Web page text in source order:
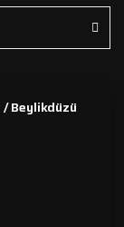
/ Beylikdüzü